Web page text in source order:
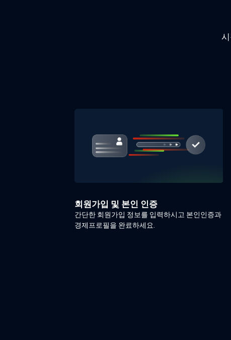
회원가입 및 본인 인증
간단한 회원가입 정보를 입력하시고 본인인증과
경제프로필을 완료하세요.